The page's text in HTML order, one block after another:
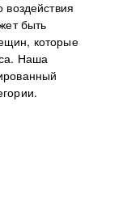
воздействия
быть
которые
Наша